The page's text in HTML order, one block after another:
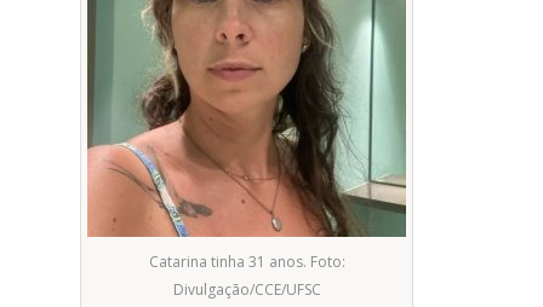
Catarina tinha 31 anos. Foto:
Divulgação/CCE/UFSC